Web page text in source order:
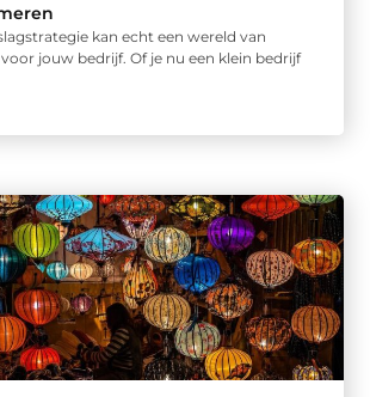
kan echt een wereld van
jouw bedrijf. Of je nu een klein bedrijf